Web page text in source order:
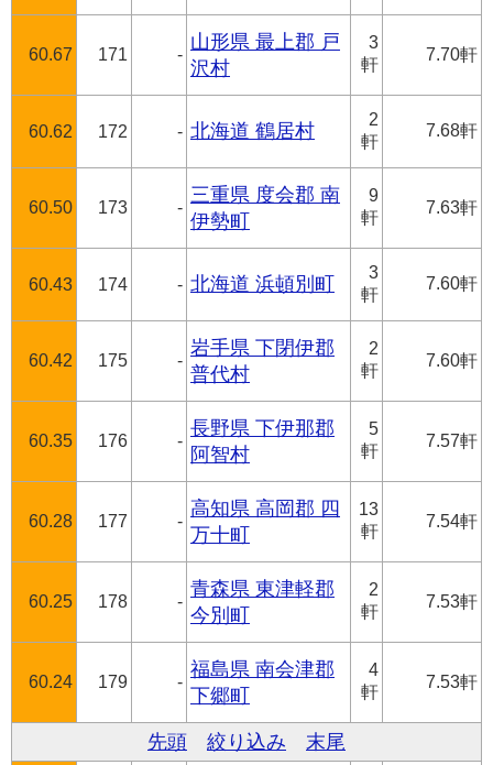
60.67 171 -
山形県 最上郡 戸
沢村
3
軒
7.70軒
60.62 172 - 北海道 鶴居村
2
軒
7.68軒
60.50 173 -
三重県 度会郡 南
伊勢町
9
軒
7.63軒
60.43 174 - 北海道 浜頓別町
3
軒
7.60軒
60.42 175 -
岩手県 下閉伊郡
普代村
2
軒
7.60軒
60.35 176 -
長野県 下伊那郡
阿智村
5
軒
7.57軒
60.28 177 -
高知県 高岡郡 四
万十町
13
軒
7.54軒
60.25 178 -
青森県 東津軽郡
今別町
2
軒
7.53軒
60.24 179 -
福島県 南会津郡
下郷町
4
軒
7.53軒
先頭 絞り込み 末尾